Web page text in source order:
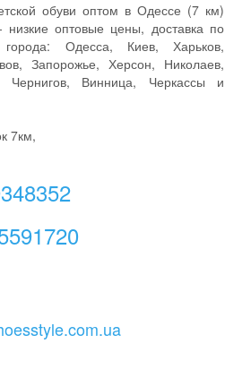
обуви оптом в Одессе (7 км)
оптовые цены, доставка по
Одесса, Киев, Харьков,
Запорожье, Херсон, Николаев,
Чернигов, Винница, Черкассы и
7км,